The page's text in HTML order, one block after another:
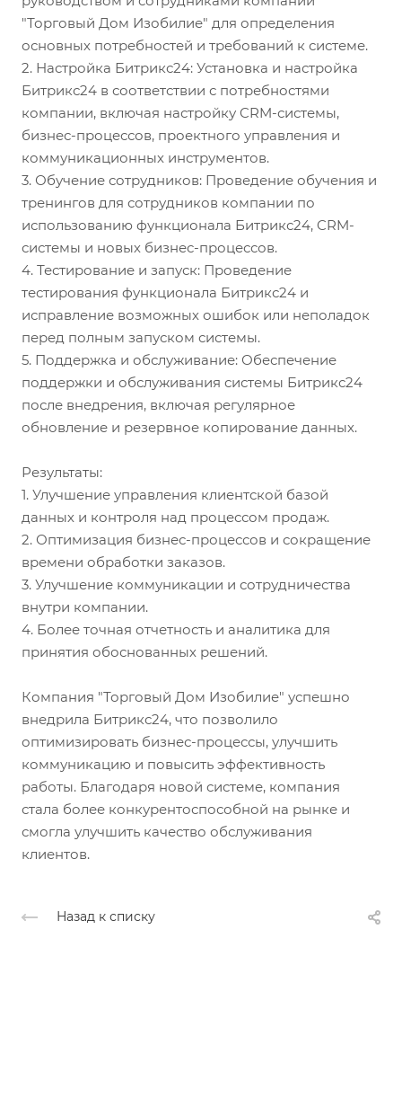
"Торговый Дом Изобилие" для определения
основных потребностей и требований к системе.
2. Настройка Битрикс24: Установка и настройка
Битрикс24 в соответствии с потребностями
компании, включая настройку CRM-системы,
бизнес-процессов, проектного управления и
коммуникационных инструментов.
3. Обучение сотрудников: Проведение обучения и
тренингов для сотрудников компании по
использованию функционала Битрикс24, CRM-
системы и новых бизнес-процессов.
4. Тестирование и запуск: Проведение
тестирования функционала Битрикс24 и
исправление возможных ошибок или неполадок
перед полным запуском системы.
5. Поддержка и обслуживание: Обеспечение
поддержки и обслуживания системы Битрикс24
после внедрения, включая регулярное
обновление и резервное копирование данных.
Результаты:
1. Улучшение управления клиентской базой
данных и контроля над процессом продаж.
2. Оптимизация бизнес-процессов и сокращение
времени обработки заказов.
3. Улучшение коммуникации и сотрудничества
внутри компании.
4. Более точная отчетность и аналитика для
принятия обоснованных решений.
Компания "Торговый Дом Изобилие" успешно
внедрила Битрикс24, что позволило
оптимизировать бизнес-процессы, улучшить
коммуникацию и повысить эффективность
работы. Благодаря новой системе, компания
стала более конкурентоспособной на рынке и
смогла улучшить качество обслуживания
клиентов.
Назад к списку